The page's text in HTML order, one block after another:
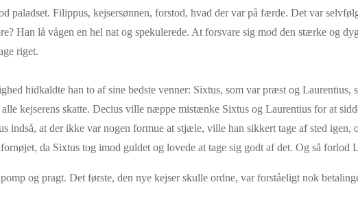
paladset. Filippus, kejsersønnen, forstod, hvad der var på færde. Det var
Han lå vågen en hel nat og spekulerede. At forsvare sig mod den stærke og
riget.
hidkaldte han to af sine bedste venner: Sixtus, som var præst og Laurentius,
kejserens skatte. Decius ville næppe mistænke Sixtus og Laurentius for at
indså, at der ikke var nogen formue at stjæle, ville han sikkert tage af sted igen,
da Sixtus tog imod guldet og lovede at tage sig godt af det. Og så forlod
og pragt. Det første, den nye kejser skulle ordne, var forståeligt nok